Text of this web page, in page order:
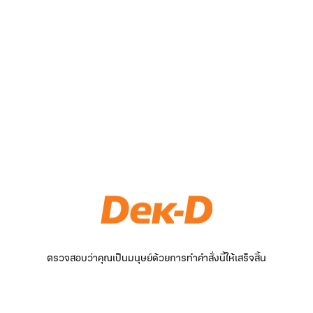
ตรวจสอบว่าคุณเป็นมนุษย์ด้วยการทำคำสั่งนี้ให้เสร็จสิ้น